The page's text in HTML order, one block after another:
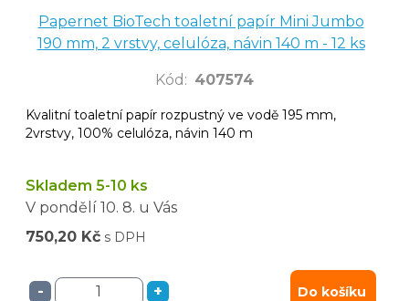
Papernet BioTech toaletní papír Mini Jumbo
190 mm, 2 vrstvy, celulóza, návin 140 m - 12 ks
Kód : 407574
Kvalitní toaletní papír rozpustný ve vodě 195 mm,
2vrstvy, 100% celulóza, návin 140 m
Skladem 5-10 ks
V pondělí 10. 8. u Vás
750,20 Kč s DPH
- + Do košíku